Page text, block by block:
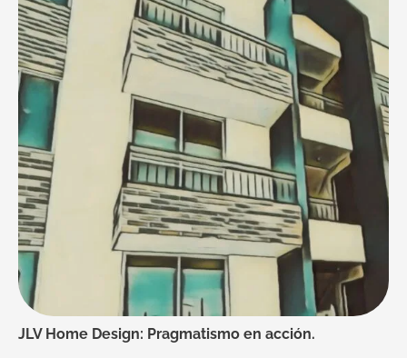
JLV Home Design: Pragmatismo en acción.